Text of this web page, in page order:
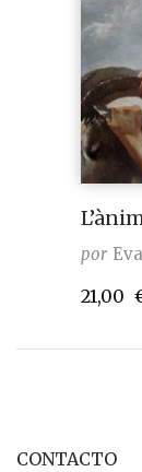
por
21,00
CONTACTO